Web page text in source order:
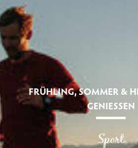
FRÜHLING, SOMMER &
GENIESSEN
Sport